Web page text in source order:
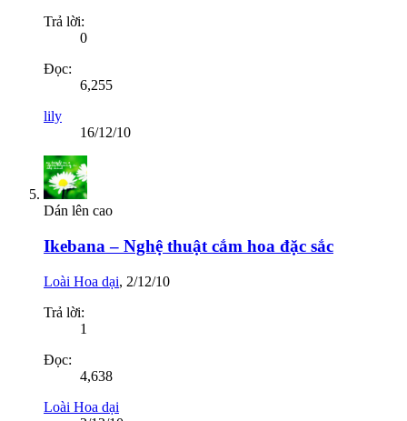
Trả lời:
0
Đọc:
6,255
lily
16/12/10
Dán lên cao
Ikebana – Nghệ thuật cắm hoa đặc sắc
Loài Hoa dại, 2/12/10
Trả lời:
1
Đọc:
4,638
Loài Hoa dại